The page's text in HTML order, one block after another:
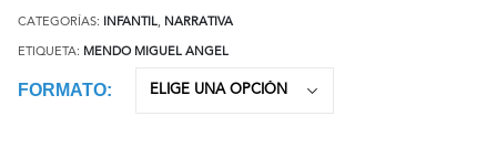
CATEGORÍAS: INFANTIL, NARRATIVA
ETIQUETA: MENDO MIGUEL ANGEL
FORMATO